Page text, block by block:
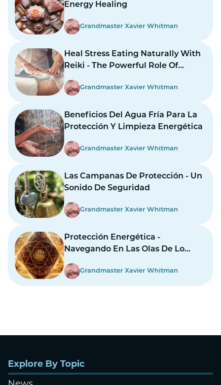
Energy Healing
Grandmaster Xavier Whitman
Heal Stress Eating Naturally With
Reiki - The Powerful Role Of
Grandmaster Xavier Whitman
Beneficios Del Agua Fría Para La
Protección Y Limpieza Energética
Grandmaster Xavier Whitman
Las Campanas De Protección - Un
Sonido De Seguridad
Grandmaster Xavier Whitman
Protección Energética -
Navegando En Las Olas De Lo
Grandmaster Xavier Whitman
Explore By Topic